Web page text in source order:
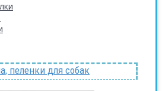
пеленки для собак